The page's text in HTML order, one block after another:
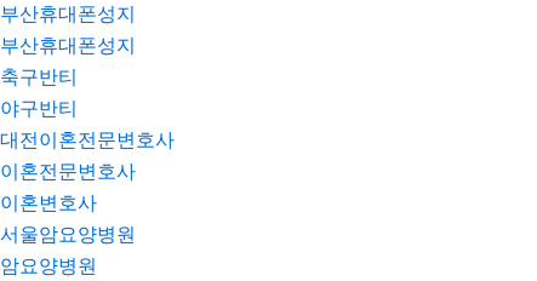
부산휴대폰성지
부산휴대폰성지
축구반티
야구반티
대전이혼전문변호사
이혼전문변호사
이혼변호사
서울암요양병원
암요양병원